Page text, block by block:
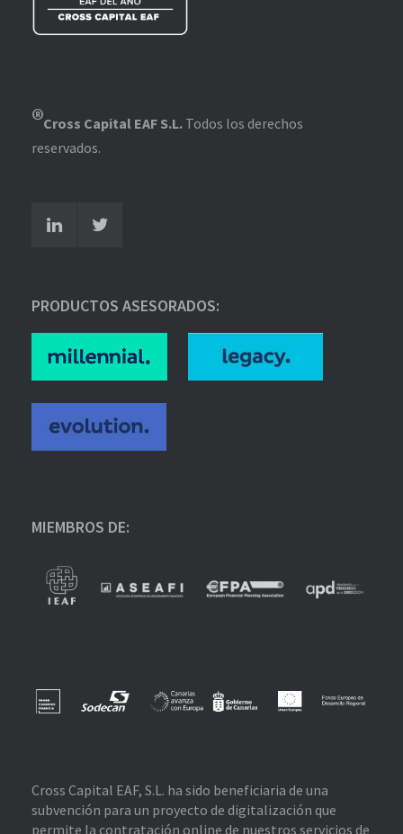
®Cross Capital EAF S.L. Todos los derechos
reservados.
PRODUCTOS ASESORADOS:
MIEMBROS DE:
Cross Capital EAF, S.L. ha sido beneficiaria de una
subvención para un proyecto de digitalización que
permite la contratación online de nuestros servicios de